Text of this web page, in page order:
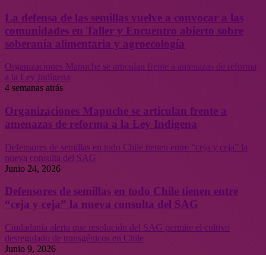
La defensa de las semillas vuelve a convocar a las
comunidades en Taller y Encuentro abierto sobre
soberanía alimentaria y agroecología
Organizaciones Mapuche se articulan frente a amenazas de reforma
a la Ley Indígena
4 semanas atrás
Organizaciones Mapuche se articulan frente a
amenazas de reforma a la Ley Indígena
Defensores de semillas en todo Chile tienen entre “ceja y ceja” la
nueva consulta del SAG
Junio 24, 2026
Defensores de semillas en todo Chile tienen entre
“ceja y ceja” la nueva consulta del SAG
Ciudadanía alerta que resolución del SAG permite el cultivo
desregulado de transgénicos en Chile
Junio 9, 2026